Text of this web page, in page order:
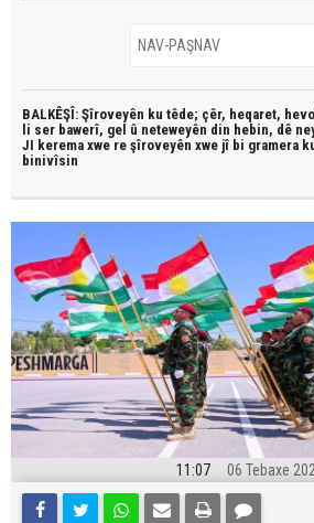
BALKÊŞÎ: Şîroveyên ku têde; çêr, heqaret,
li ser bawerî, gel û neteweyên din hebin, dê
JI kerema xwe re şîroveyên xwe jî bi gramera
binivîsin
11:07 06 Tebaxe